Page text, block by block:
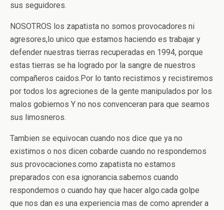
sus seguidores.
NOSOTROS los zapatista no somos provocadores ni
agresores,lo unico que estamos haciendo es trabajar y
defender nuestras tierras recuperadas en 1994, porque
estas tierras se ha logrado por la sangre de nuestros
compañeros caidos.Por lo tanto recistimos y recistiremos
por todos los agreciones de la gente manipulados por los
malos gobiernos Y no nos convenceran para que seamos
sus limosneros.
Tambien se equivocan cuando nos dice que ya no
existimos o nos dicen cobarde cuando no respondemos
sus provocaciones.como zapatista no estamos
preparados con esa ignorancia.sabemos cuando
respondemos o cuando hay que hacer algo.cada golpe
que nos dan es una experiencia mas de como aprender a